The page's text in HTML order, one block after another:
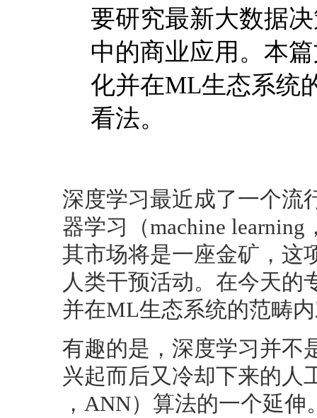
要研究最新大数据
中的商业应用。本
化并在ML生态系统
看法。
深度学习最近成了一个流
器学习（machine
其市场将是一座金矿，这
人类干预活动。在今天的
并在ML生态系统的范畴
有趣的是，深度学习并不
兴起而后又冷却下来的人
，ANN）算法的一个延